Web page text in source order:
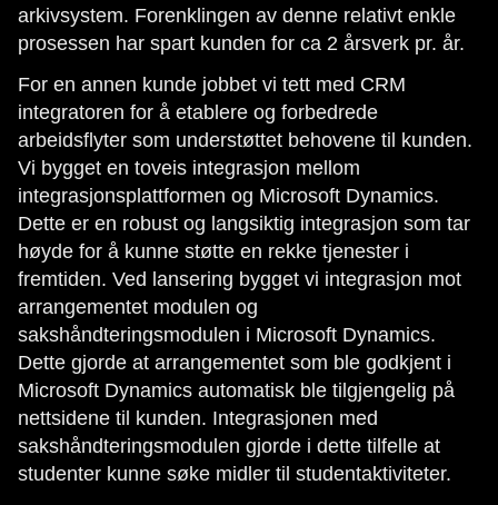
arkivsystem. Forenklingen av denne relativt enkle
prosessen har spart kunden for ca 2 årsverk pr. år.
For en annen kunde jobbet vi tett med CRM
integratoren for å etablere og forbedrede
arbeidsflyter som understøttet behovene til kunden.
Vi bygget en toveis integrasjon mellom
integrasjonsplattformen og Microsoft Dynamics.
Dette er en robust og langsiktig integrasjon som tar
høyde for å kunne støtte en rekke tjenester i
fremtiden. Ved lansering bygget vi integrasjon mot
arrangementet modulen og
sakshåndteringsmodulen i Microsoft Dynamics.
Dette gjorde at arrangementet som ble godkjent i
Microsoft Dynamics automatisk ble tilgjengelig på
nettsidene til kunden. Integrasjonen med
sakshåndteringsmodulen gjorde i dette tilfelle at
studenter kunne søke midler til studentaktiviteter.